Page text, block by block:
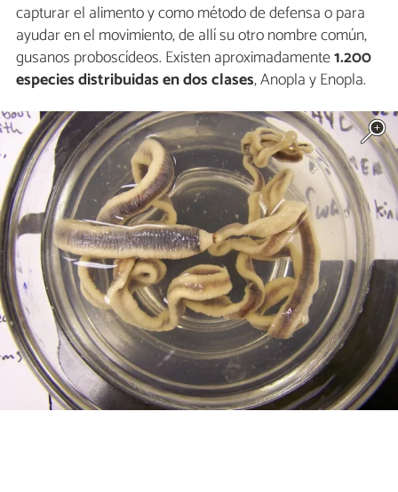
capturar el alimento y como método de defensa o para
ayudar en el movimiento, de allí su otro nombre común,
gusanos proboscídeos. Existen aproximadamente1.200
especies distribuidas en dos clases, Anopla y Enopla.